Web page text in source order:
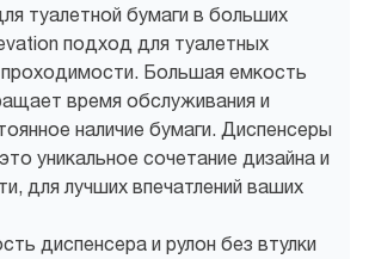
туалетной бумаги в больших
подход для туалетных
Большая емкость
время обслуживания и
наличие бумаги. Диспенсеры
уникальное сочетание дизайна и
для лучших впечатлений ваших
диспенсера и рулон без втулки